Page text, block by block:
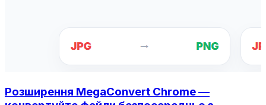
Розширення MegaConvert Chrome —